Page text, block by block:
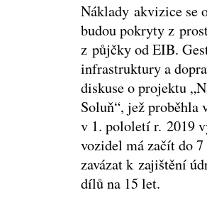
Náklady akvizice se
budou pokryty z
z půjčky od EIB.
infrastruktury a
diskuse o projektu
Soluň“, jež
v 1. pololetí r. 2019
vozidel má začít do
zavázat k zajištění
dílů na 15 let.